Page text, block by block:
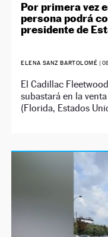
Por primera vez
persona podrá
presidente de
ELENA SANZ BARTOLOMÉ |
El Cadillac
subastará en la
(Florida, Estados